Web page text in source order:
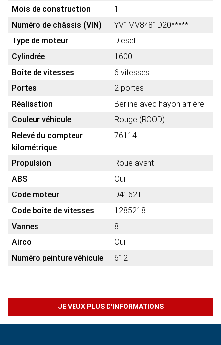
Mois de construction
1
Numéro de châssis (VIN)
YV1MV8481D20*****
Type de moteur
Diesel
Cylindrée
1600
Boîte de vitesses
6 vitesses
Portes
2 portes
Réalisation
Berline avec hayon arrière
Couleur véhicule
Rouge (ROOD)
Relevé du compteur
kilométrique
76114
Propulsion
Roue avant
ABS
Oui
Code moteur
D4162T
Code boîte de vitesses
1285218
Vannes
8
Airco
Oui
Numéro peinture véhicule
612
JE VEUX PLUS D'INFORMATIONS